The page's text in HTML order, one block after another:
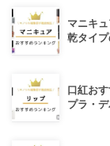
マニキ
乾タイ
口紅お
プラ・